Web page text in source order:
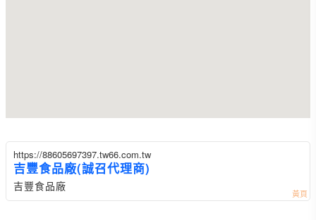
https://88605697397.tw66.com.tw
吉豐食品廠(誠召代理商)
吉豐食品廠